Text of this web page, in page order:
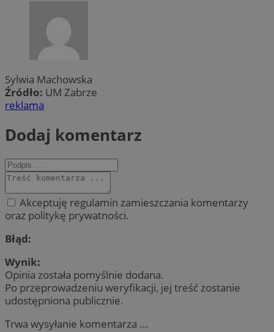
Sylwia Machowska
Źródło: UM Zabrze
reklama
Dodaj komentarz
Akceptuję regulamin zamieszczania komentarzy
oraz politykę prywatności.
Błąd:
Wynik:
Opinia została pomyślnie dodana.
Po przeprowadzeniu weryfikacji, jej treść zostanie
udostępniona publicznie.
Trwa wysyłanie komentarza ...